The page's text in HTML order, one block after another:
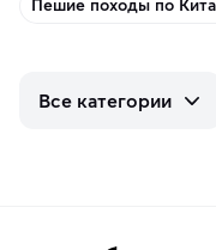
Пешие походы по
Все категории